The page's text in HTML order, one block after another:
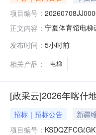
项目编号：
正文内容： 宁夏体育馆电
司地址：宁夏
发布时间： 5小时前
相关产品：
电梯
[政采云]2026年喀什
招标｜招标公告 新疆
项目编号：